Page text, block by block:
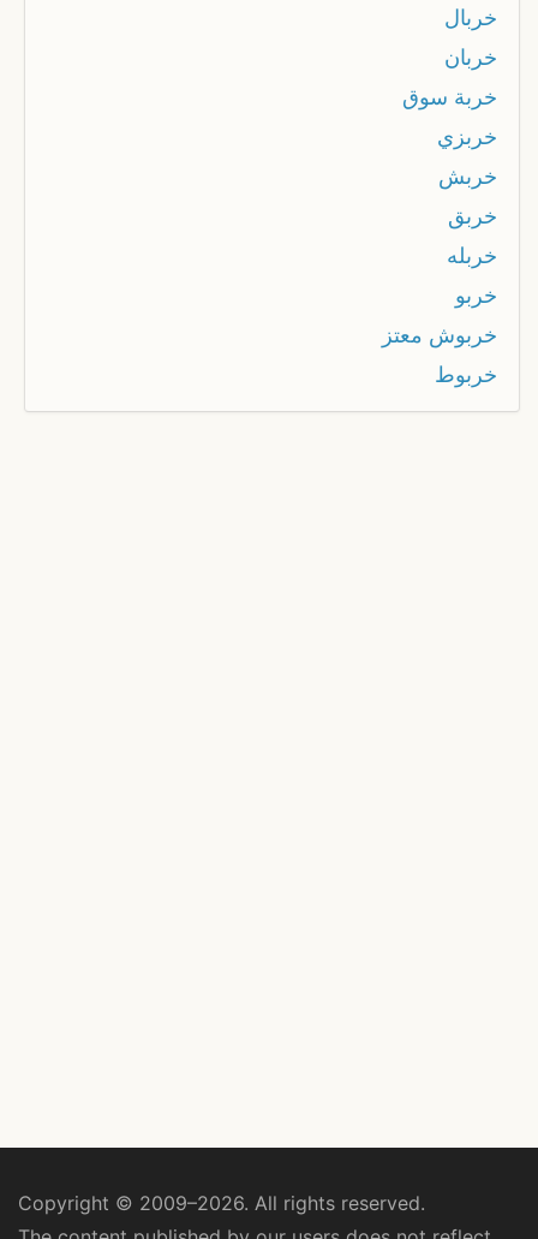
خربال
خربان
خربة سوق
خربزي
خربش
خربق
خربله
خربو
خربوش معتز
خربوط
Copyright © 2009–2026. All rights reserved.